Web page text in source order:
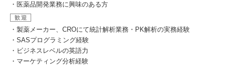
・医薬品開発業務に興味のある方
歓迎
・製薬メーカー、CROにて統計解析業務・PK解析の実務経験
・SASプログラミング経験
・ビジネスレベルの英語力
・マーケティング分析経験